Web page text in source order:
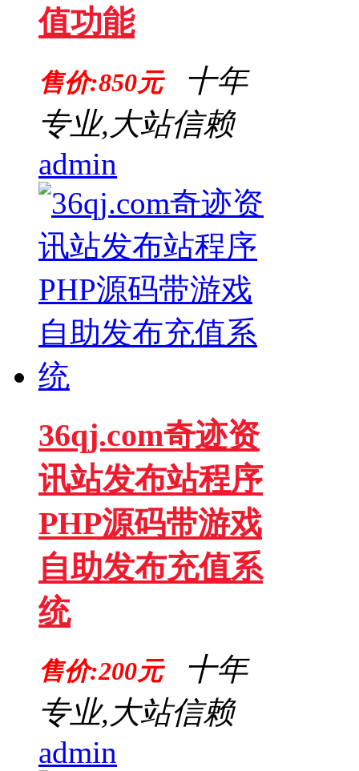
值功能
售价:850元
十年
专业,大站信赖
admin
36qj.com奇迹资
讯站发布站程序
PHP源码带游戏
自助发布充值系
统
售价:200元
十年
专业,大站信赖
admin